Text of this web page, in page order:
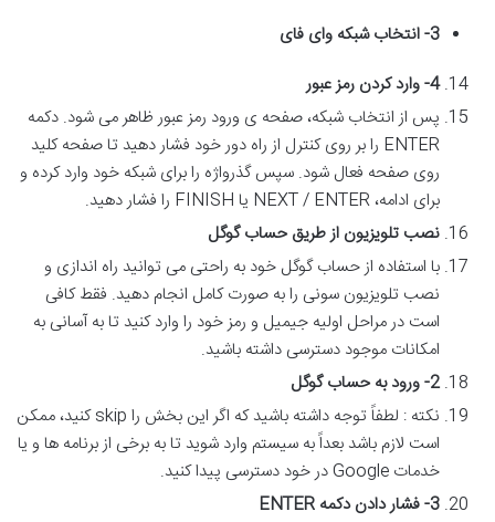
3- انتخاب شبکه وای فای
4- وارد کردن رمز عبور
پس از انتخاب شبکه، صفحه ی ورود رمز عبور ظاهر می شود. دکمه
ENTER را بر روی کنترل از راه دور خود فشار دهید تا صفحه کلید
روی صفحه فعال شود. سپس گذرواژه را برای شبکه خود وارد کرده و
برای ادامه، NEXT / ENTER یا FINISH را فشار دهید.
نصب تلویزیون از طریق حساب گوگل
با استفاده از حساب گوگل خود به راحتی می توانید راه اندازی و
نصب تلویزیون سونی را به صورت کامل انجام دهید. فقط کافی
است در مراحل اولیه جیمیل و رمز خود را وارد کنید تا به آسانی به
امکانات موجود دسترسی داشته باشید.
2- ورود به حساب گوگل
نکته : لطفاً توجه داشته باشید که اگر این بخش را skip کنید، ممکن
است لازم باشد بعداً به سیستم وارد شوید تا به برخی از برنامه ها و یا
خدمات Google در خود دسترسی پیدا کنید.
3- فشار دادن دکمه